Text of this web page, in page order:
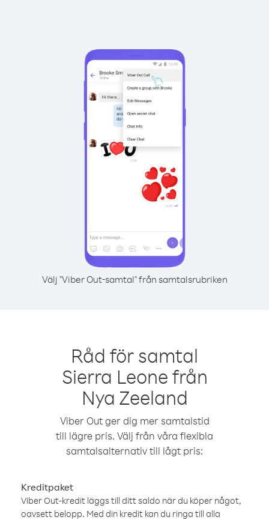
Välj "Viber Out-samtal" från samtalsrubriken
Råd för samtal
Sierra Leone från
Nya Zeeland
Viber Out ger dig mer samtalstid
till lägre pris. Välj från våra flexibla
samtalsalternativ till lågt pris:
Kreditpaket
Viber Out-kredit läggs till ditt saldo när du köper något,
oavsett belopp. Med din kredit kan du ringa till alla